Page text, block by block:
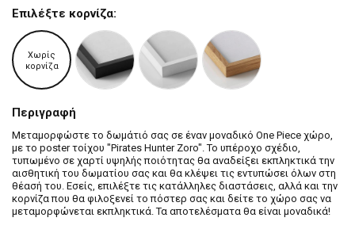
Επιλέξτε κορνίζα:
Χωρίς
κορνίζα
Περιγραφή
Μεταμορφώστε το δωμάτιό σας σε έναν μοναδικό One Piece χώρο,
με το poster τοίχου "Pirates Hunter Zoro". Το υπέροχο σχέδιο,
τυπωμένο σε χαρτί υψηλής ποιότητας θα αναδείξει εκπληκτικά την
αισθητική του δωματίου σας και θα κλέψει τις εντυπώσει όλων στη
θέασή του. Εσείς, επιλέξτε τις κατάλληλες διαστάσεις, αλλά και την
κορνίζα που θα φιλοξενεί το πόστερ σας και δείτε το χώρο σας να
μεταμορφώνεται εκπληκτικά. Τα αποτελέσματα θα είναι μοναδικά!